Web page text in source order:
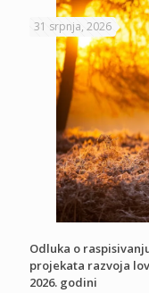
31 srpnja, 2026
Odluka o
projekata razvoja
2026. godini